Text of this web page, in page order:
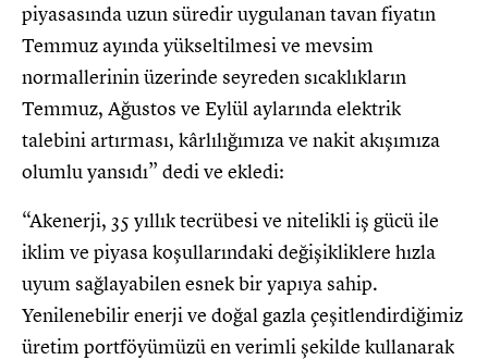
piyasasında uzun süredir uygulanan tavan fiyatın
Temmuz ayında yükseltilmesi ve mevsim
normallerinin üzerinde seyreden sıcaklıkların
Temmuz, Ağustos ve Eylül aylarında elektrik
talebini artırması, kârlılığımıza ve nakit akışımıza
olumlu yansıdı” dedi ve ekledi:
“Akenerji, 35 yıllık tecrübesi ve nitelikli iş gücü ile
iklim ve piyasa koşullarındaki değişikliklere hızla
uyum sağlayabilen esnek bir yapıya sahip.
Yenilenebilir enerji ve doğal gazla çeşitlendirdiğimiz
üretim portföyümüzü en verimli şekilde kullanarak